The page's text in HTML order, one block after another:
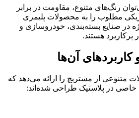
رنگ‌های متنوع، مقاومت در برابر
مطلوب را به محصولات پلیمری
در صنایع بسته‌بندی، خودروسازی و
هستند.
کاربردهای آن‌ها
از مستربچ را ارائه می‌دهد که
خاصی در پلاستیک طراحی شده‌اند: